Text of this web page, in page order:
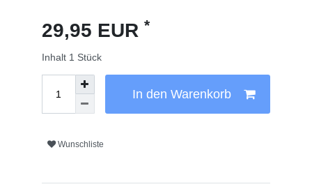
29,95 EUR *
Inhalt 1 Stück
In den Warenkorb
Wunschliste